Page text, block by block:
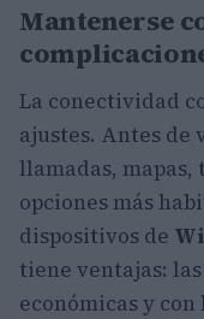
Mantenerse
La conectividad
ajustes. Antes de
llamadas,
opciones más
dispositivos de
tiene ventajas:
económicas y